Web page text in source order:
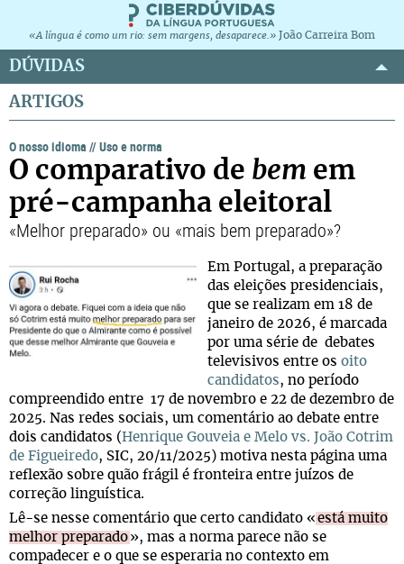
«A língua é como um rio: sem margens, desaparece.» João Carreira Bom
DÚVIDAS
ARTIGOS
O nosso idioma //Uso e norma
O comparativo de bem em
pré-campanha eleitoral
«Melhor preparado» ou «mais bem preparado»?
Em Portugal, a preparação
das eleições presidenciais,
que se realizam em 18 de
janeiro de 2026, é marcada
por uma série de debates
televisivos entre os oito
candidatos, no período
compreendido entre 17 de novembro e 22 de dezembro de
2025. Nas redes sociais, um comentário ao debate entre
dois candidatos (Henrique Gouveia e Melo vs. João Cotrim
de Figueiredo, SIC, 20/11/2025) motiva nesta página uma
reflexão sobre quão frágil é fronteira entre juízos de
correção linguística.
Lê-se nesse comentário que certo candidato « está muito
melhor preparado », mas a norma parece não se
compadecer e o que se esperaria no contexto em